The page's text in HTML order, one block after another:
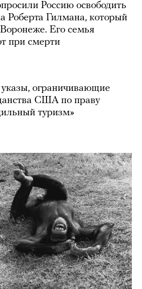
Россию освободить
Роберта Гилмана, который
Его семья
при смерти
ограничивающие
США по праву
туризм»